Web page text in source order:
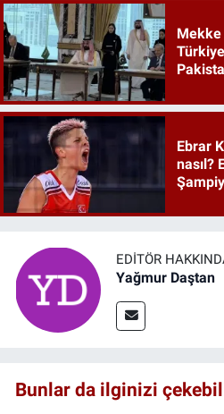
Mekke
Ebrar
nasıl?
EDITÖR
Yağmur Daştan
Bunlar da ilginizi